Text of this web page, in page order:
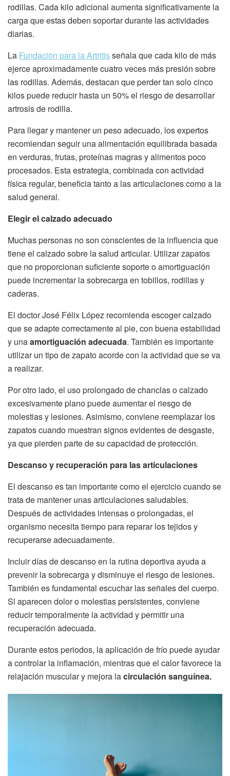
rodillas. Cada kilo adicional aumenta significativamente la
carga que estas deben soportar durante las actividades
diarias.
La Fundación para la Artritisseñala que cada kilo de más
ejerce aproximadamente cuatro veces más presión sobre
las rodillas. Además, destacan que perder tan solo cinco
kilos puede reducir hasta un 50% el riesgo de desarrollar
artrosis de rodilla.
Para llegar y mantener un peso adecuado, los expertos
recomiendan seguir una alimentación equilibrada basada
en verduras, frutas, proteínas magras y alimentos poco
procesados. Esta estrategia, combinada con actividad
física regular, beneficia tanto a las articulaciones como a la
salud general.
Elegir el calzado adecuado
Muchas personas no son conscientes de la influencia que
tiene el calzado sobre la salud articular. Utilizar zapatos
que no proporcionan suficiente soporte o amortiguación
puede incrementar la sobrecarga en tobillos, rodillas y
caderas.
El doctor José Félix López recomienda escoger calzado
que se adapte correctamente al pie, con buena estabilidad
y unaamortiguación adecuada. También es importante
utilizar un tipo de zapato acorde con la actividad que se va
a realizar.
Por otro lado, el uso prolongado de chanclas o calzado
excesivamente plano puede aumentar el riesgo de
molestias y lesiones. Asimismo, conviene reemplazar los
zapatos cuando muestran signos evidentes de desgaste,
ya que pierden parte de su capacidad de protección.
Descanso y recuperación para las articulaciones
El descanso es tan importante como el ejercicio cuando se
trata de mantener unas articulaciones saludables.
Después de actividades intensas o prolongadas, el
organismo necesita tiempo para reparar los tejidos y
recuperarse adecuadamente.
Incluir días de descanso en la rutina deportiva ayuda a
prevenir la sobrecarga y disminuye el riesgo de lesiones.
También es fundamental escuchar las señales del cuerpo.
Si aparecen dolor o molestias persistentes, conviene
reducir temporalmente la actividad y permitir una
recuperación adecuada.
Durante estos periodos, la aplicación de frío puede ayudar
a controlar la inflamación, mientras que el calor favorece la
relajación muscular y mejora lacirculación sanguínea.